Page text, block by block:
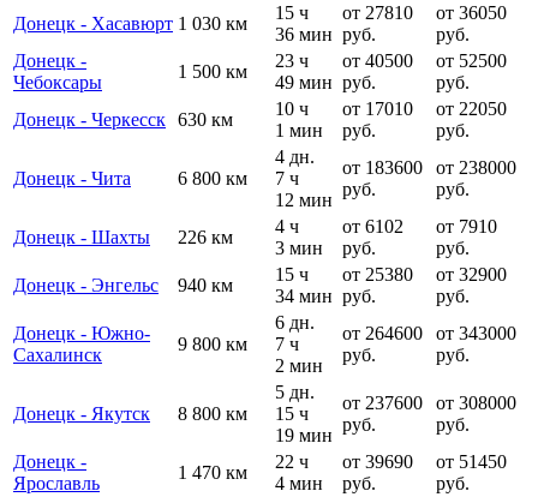
Донецк - Хасавюрт 1 030 км
15 ч
36 мин
от 27810
руб.
от 36050
руб.
Донецк -
Чебоксары
1 500 км
23 ч
49 мин
от 40500
руб.
от 52500
руб.
Донецк - Черкесск 630 км
10 ч
1 мин
от 17010
руб.
от 22050
руб.
Донецк - Чита 6 800 км
4 дн.
7 ч
12 мин
от 183600
руб.
от 238000
руб.
Донецк - Шахты 226 км
4 ч
3 мин
от 6102
руб.
от 7910
руб.
Донецк - Энгельс
940 км
15 ч
34 мин
от 25380
руб.
от 32900
руб.
Донецк - Южно-
Сахалинск
9 800 км
6 дн.
7 ч
2 мин
от 264600
руб.
от 343000
руб.
Донецк - Якутск 8 800 км
5 дн.
15 ч
19 мин
от 237600
руб.
от 308000
руб.
Донецк -
Ярославль
1 470 км
22 ч
4 мин
от 39690
руб.
от 51450
руб.